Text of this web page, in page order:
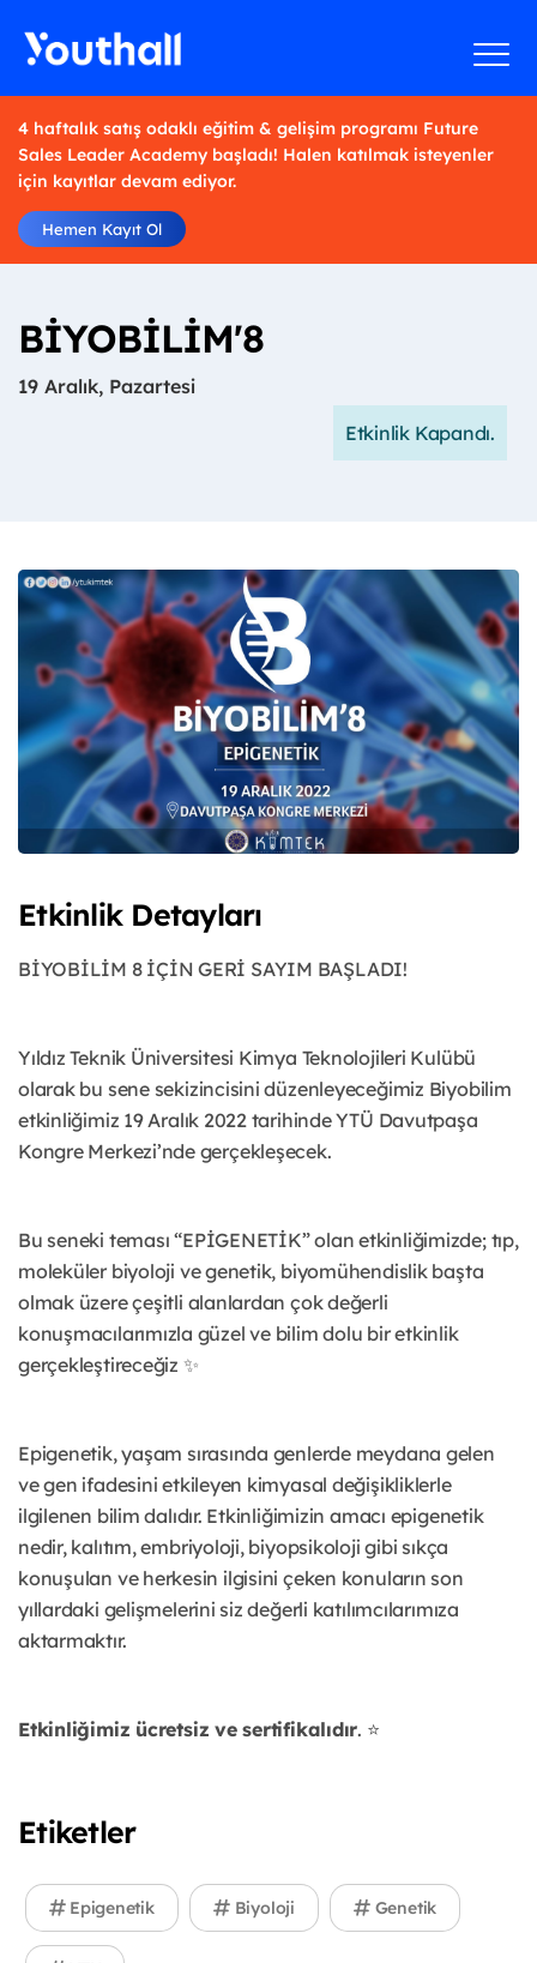
4 haftalık satış odaklı eğitim & gelişim programı Future
Sales Leader Academy başladı! Halen katılmak isteyenler
için kayıtlar devam ediyor.
Hemen Kayıt Ol
BİYOBİLİM'8
19 Aralık, Pazartesi
Etkinlik Kapandı.
Etkinlik Detayları
BİYOBİLİM 8 İÇİN GERİ SAYIM BAŞLADI!
Yıldız Teknik Üniversitesi Kimya Teknolojileri Kulübü
olarak bu sene sekizincisini düzenleyeceğimiz Biyobilim
etkinliğimiz 19 Aralık 2022 tarihinde YTÜ Davutpaşa
Kongre Merkezi’nde gerçekleşecek.
Bu seneki teması “EPİGENETİK” olan etkinliğimizde; tıp,
moleküler biyoloji ve genetik, biyomühendislik başta
olmak üzere çeşitli alanlardan çok değerli
konuşmacılarımızla güzel ve bilim dolu bir etkinlik
gerçekleştireceğiz ✨
Epigenetik, yaşam sırasında genlerde meydana gelen
ve gen ifadesini etkileyen kimyasal değişikliklerle
ilgilenen bilim dalıdır. Etkinliğimizin amacı epigenetik
nedir, kalıtım, embriyoloji, biyopsikoloji gibi sıkça
konuşulan ve herkesin ilgisini çeken konuların son
yıllardaki gelişmelerini siz değerli katılımcılarımıza
aktarmaktır.
Etkinliğimiz ücretsiz ve sertifikalıdır. ⭐️
Etiketler
Epigenetik Biyoloji Genetik